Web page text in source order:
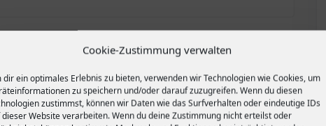
Cookie-Zustimmung verwalten
dir ein optimales Erlebnis zu bieten, verwenden wir Technologien wie Cookies, um
zu speichern und/oder darauf zuzugreifen. Wenn du diesen
zustimmst, können wir Daten wie das Surfverhalten oder eindeutige IDs
dieser Website verarbeiten. Wenn du deine Zustimmung nicht erteilst oder
19. Juni 2021 0